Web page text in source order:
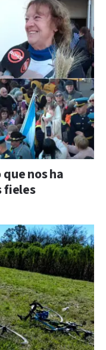
nos ha
fieles